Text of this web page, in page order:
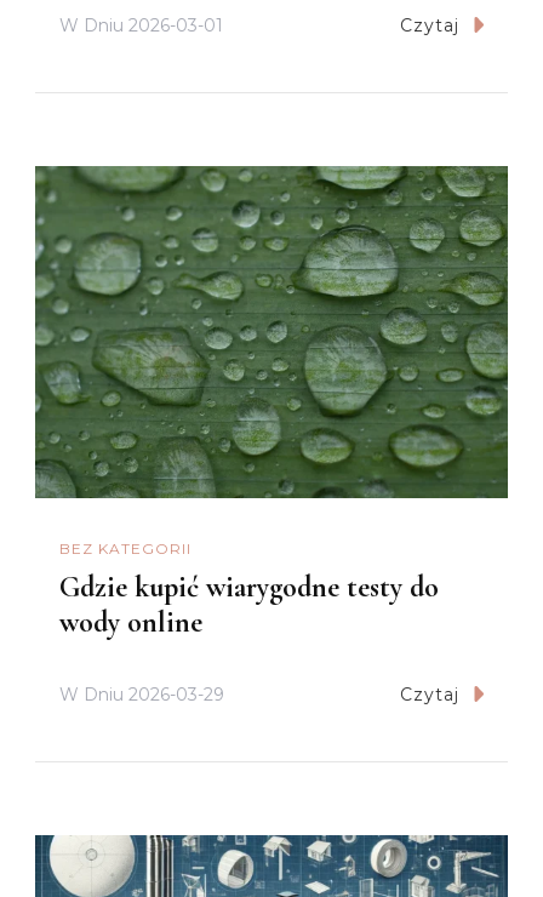
W Dniu 2026-03-01 Czytaj
BEZ KATEGORII
Gdzie kupić wiarygodne testy do
wody online
W Dniu 2026-03-29 Czytaj